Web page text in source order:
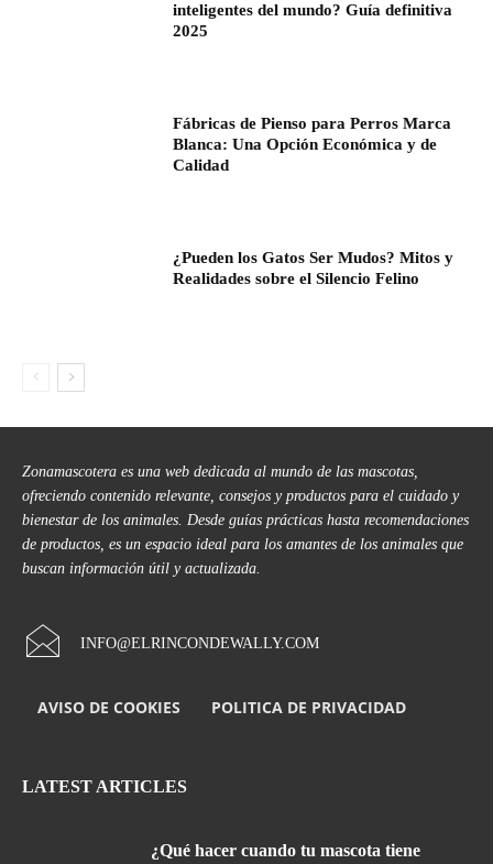
inteligentes del mundo? Guía definitiva
2025
Fábricas de Pienso para Perros Marca
Blanca: Una Opción Económica y de
Calidad
¿Pueden los Gatos Ser Mudos? Mitos y
Realidades sobre el Silencio Felino
Zonamascotera es una web dedicada al mundo de las mascotas,
ofreciendo contenido relevante, consejos y productos para el cuidado y
bienestar de los animales. Desde guías prácticas hasta recomendaciones
de productos, es un espacio ideal para los amantes de los animales que
buscan información útil y actualizada.
INFO@ELRINCONDEWALLY.COM
AVISO DE COOKIES POLITICA DE PRIVACIDAD
LATEST ARTICLES
¿Qué hacer cuando tu mascota tiene